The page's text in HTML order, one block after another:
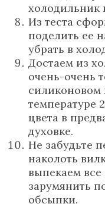
холодильник
Из теста
поделить ее
убрать в
Достаем из
очень-очень
силиконовом
температуре
цвета в
духовке.
Не забудьте
наколоть
выпекаем
зарумянить
обсыпки.